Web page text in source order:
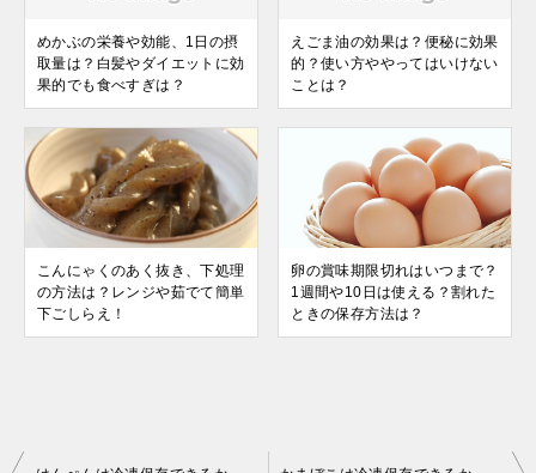
めかぶの栄養や効能、1日の摂
取量は？白髪やダイエットに効
果的でも食べすぎは？
えごま油の効果は？便秘に効果
的？使い方ややってはいけない
ことは？
こんにゃくのあく抜き、下処理
の方法は？レンジや茹でて簡単
下ごしらえ！
卵の賞味期限切れはいつまで？
1週間や10日は使える？割れた
ときの保存方法は？